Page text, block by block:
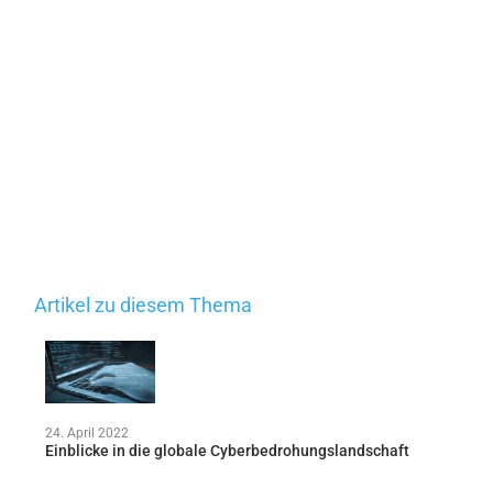
Artikel zu diesem Thema
24. April 2022
Einblicke in die globale Cyberbedrohungslandschaft